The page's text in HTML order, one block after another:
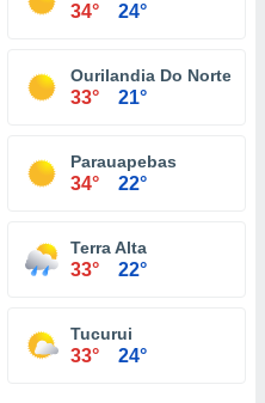
34° 24°
Ourilandia Do Norte
33° 21°
Parauapebas
34° 22°
Terra Alta
33° 22°
Tucurui
33° 24°